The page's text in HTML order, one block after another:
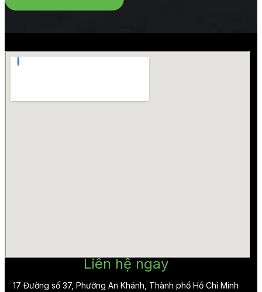
Liên hệ ngay
17 Đường số 37, Phường An Khánh, Thành phố Hồ Chí Minh